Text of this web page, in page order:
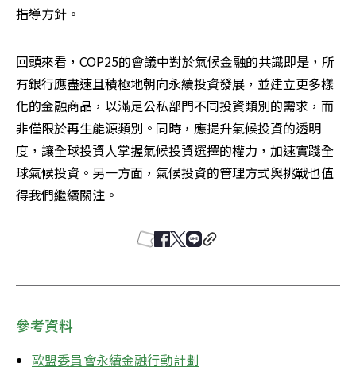
指導方針。
回頭來看，COP25的會議中對於氣候金融的共識即是，所
有銀行應盡速且積極地朝向永續投資發展，並建立更多樣
化的金融商品，以滿足公私部門不同投資類別的需求，而
非僅限於再生能源類別。同時，應提升氣候投資的透明
度，讓全球投資人掌握氣候投資選擇的權力，加速實踐全
球氣候投資。另一方面，氣候投資的管理方式與挑戰也值
得我們繼續關注。
參考資料
歐盟委員會永續金融行動計劃